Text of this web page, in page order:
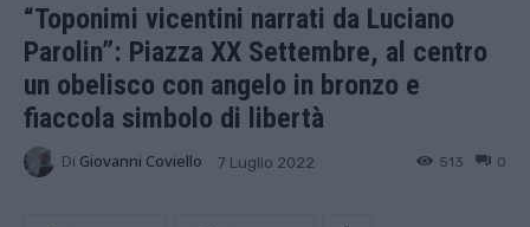
“Toponimi vicentini narrati da Luciano
Parolin”: Piazza XX Settembre, al centro
un obelisco con angelo in bronzo e
fiaccola simbolo di libertà
Di Giovanni Coviello 7 Luglio 2022 0
513